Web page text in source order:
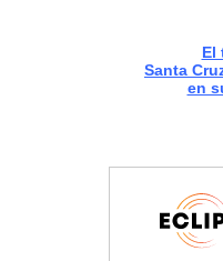
El
Santa
en